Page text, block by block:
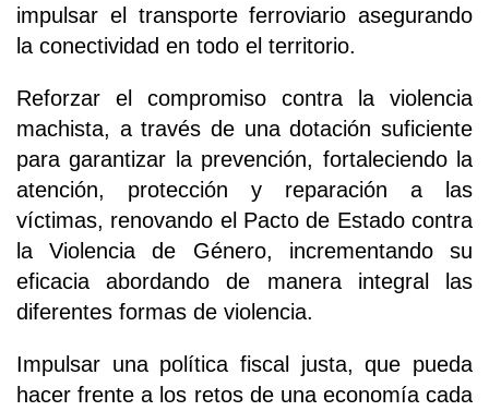
impulsar el transporte ferroviario asegurando
la conectividad en todo el territorio.
Reforzar el compromiso contra la violencia
machista, a través de una dotación suficiente
para garantizar la prevención, fortaleciendo la
atención, protección y reparación a las
víctimas, renovando el Pacto de Estado contra
la Violencia de Género, incrementando su
eficacia abordando de manera integral las
diferentes formas de violencia.
Impulsar una política fiscal justa, que pueda
hacer frente a los retos de una economía cada